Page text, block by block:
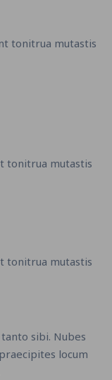
tonitrua mutastis
tonitrua mutastis
tonitrua mutastis
sibi. Nubes
locum